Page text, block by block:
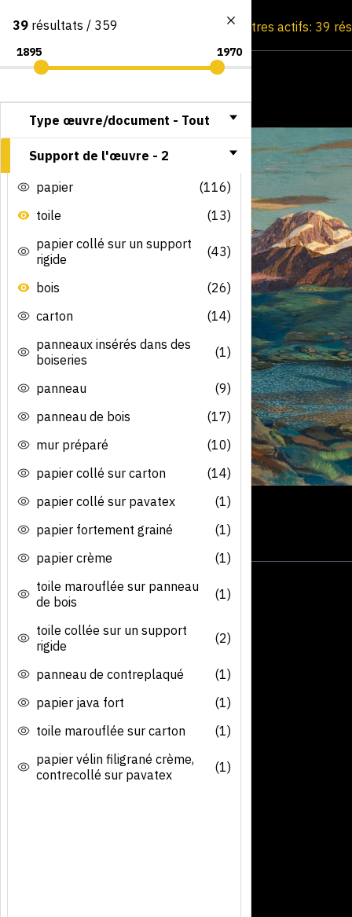
Consultation par image Filtres actifs: 39
39 résultats / 359
Type œuvre/document - Tout
Support de l'œuvre - 2
papier
(116)
toile
(13)
papier collé sur un support
rigide
(43)
bois
(26)
carton
(14)
panneaux insérés dans des
boiseries
(1)
panneau
(9)
panneau de bois
(17)
mur préparé
(10)
papier collé sur carton
(14)
papier collé sur pavatex
(1)
papier fortement grainé
(1)
papier crème
(1)
toile marouflée sur panneau
de bois
(1)
toile collée sur un support
rigide
(2)
panneau de contreplaqué
(1)
papier java fort
(1)
toile marouflée sur carton
(1)
papier vélin filigrané crème,
contrecollé sur pavatex
(1)